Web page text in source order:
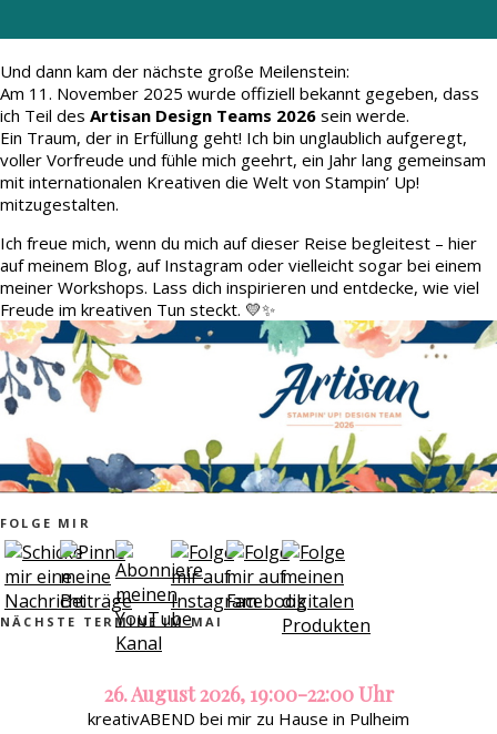
Und dann kam der nächste große Meilenstein:
Am 11. November 2025 wurde offiziell bekannt gegeben, dass
ich Teil des Artisan Design Teams 2026 sein werde.
Ein Traum, der in Erfüllung geht! Ich bin unglaublich aufgeregt,
voller Vorfreude und fühle mich geehrt, ein Jahr lang gemeinsam
mit internationalen Kreativen die Welt von Stampin’ Up!
mitzugestalten.
Ich freue mich, wenn du mich auf dieser Reise begleitest – hier
auf meinem Blog, auf Instagram oder vielleicht sogar bei einem
meiner Workshops. Lass dich inspirieren und entdecke, wie viel
Freude im kreativen Tun steckt. 💛✨
FOLGE MIR
NÄCHSTE TERMINE IM MAI
26. August 2026, 19:00-22:00 Uhr
kreativABEND bei mir zu Hause in Pulheim